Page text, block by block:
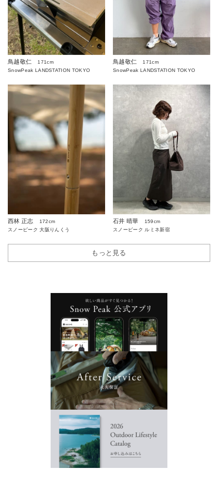
鳥越敬仁
171cm
SnowPeak LANDSTATION TOKYO
鳥越敬仁
171cm
SnowPeak LANDSTATION TOKYO
西林 正志
172cm
スノーピーク 大阪りんくう
石井 晴華
159cm
スノーピーク ルミネ新宿
もっと見る